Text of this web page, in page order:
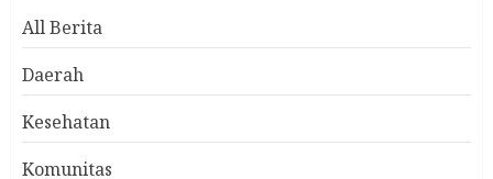
All Berita
Daerah
Kesehatan
Komunitas